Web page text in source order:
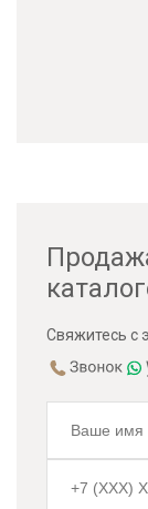
Свяжитесь с